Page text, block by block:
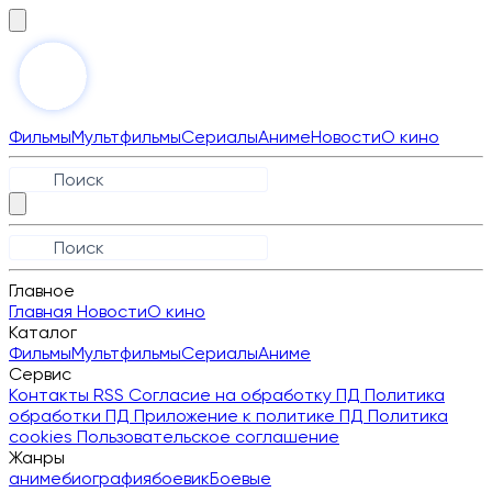
ФильмыМультфильмыСериалыАнимеНовостиО кино
Главное
Главная НовостиО кино
Каталог
ФильмыМультфильмыСериалыАниме
Сервис
Контакты RSS Согласие на обработку ПД Политика
обработки ПД Приложение к политике ПД Политика
cookies Пользовательское соглашение
Жанры
анимебиографиябоевикБоевые